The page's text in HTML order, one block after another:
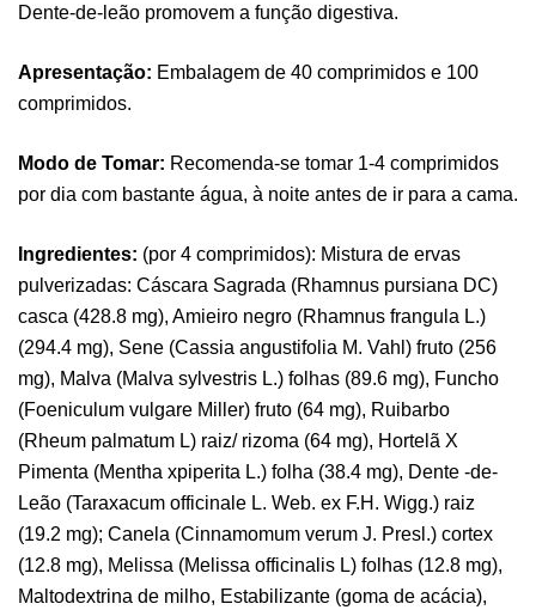
Dente-de-leão promovem a função digestiva.
Apresentação: Embalagem de 40 comprimidos e 100
comprimidos.
Modo de Tomar: Recomenda-se tomar 1-4 comprimidos
por dia com bastante água, à noite antes de ir para a cama.
Ingredientes: (por 4 comprimidos): Mistura de ervas
pulverizadas: Cáscara Sagrada (Rhamnus pursiana DC)
casca (428.8 mg), Amieiro negro (Rhamnus frangula L.)
(294.4 mg), Sene (Cassia angustifolia M. Vahl) fruto (256
mg), Malva (Malva sylvestris L.) folhas (89.6 mg), Funcho
(Foeniculum vulgare Miller) fruto (64 mg), Ruibarbo
(Rheum palmatum L) raiz/ rizoma (64 mg), Hortelã X
Pimenta (Mentha xpiperita L.) folha (38.4 mg), Dente -de-
Leão (Taraxacum officinale L. Web. ex F.H. Wigg.) raiz
(19.2 mg); Canela (Cinnamomum verum J. Presl.) cortex
(12.8 mg), Melissa (Melissa officinalis L) folhas (12.8 mg),
Maltodextrina de milho, Estabilizante (goma de acácia),